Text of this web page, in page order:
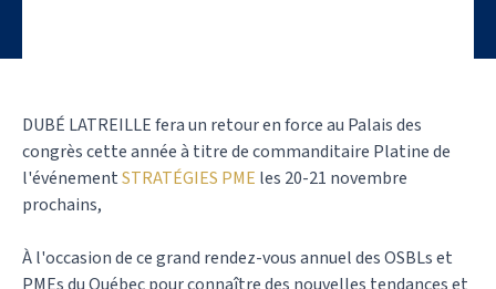
DUBÉ LATREILLE fera un retour en force au Palais des
congrès cette année à titre de commanditaire Platine de
l'événementSTRATÉGIES PME les 20-21 novembre
prochains,
À l'occasion de ce grand rendez-vous annuel des OSBLs et